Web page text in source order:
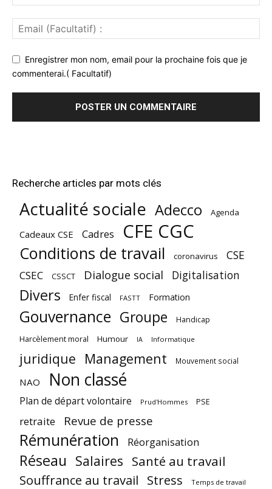
Enregistrer mon nom, email pour la prochaine fois que je
commenterai.( Facultatif)
Recherche articles par mots clés
Actualité sociale Adecco Agenda
Cadeaux CSE Cadres CFE CGC
Conditions de travail coronavirus CSE
CSEC CSSCT Dialogue social Digitalisation
Divers Enfer fiscal FASTT Formation
Gouvernance Groupe Handicap
Harcèlement moral Humour IA Informatique
juridique Management Mouvement social
NAO Non classé
Plan de départ volontaire Prud'Hommes PSE
retraite Revue de presse
Rémunération Réorganisation
Réseau Salaires Santé au travail
Souffrance au travail Stress Temps de travail